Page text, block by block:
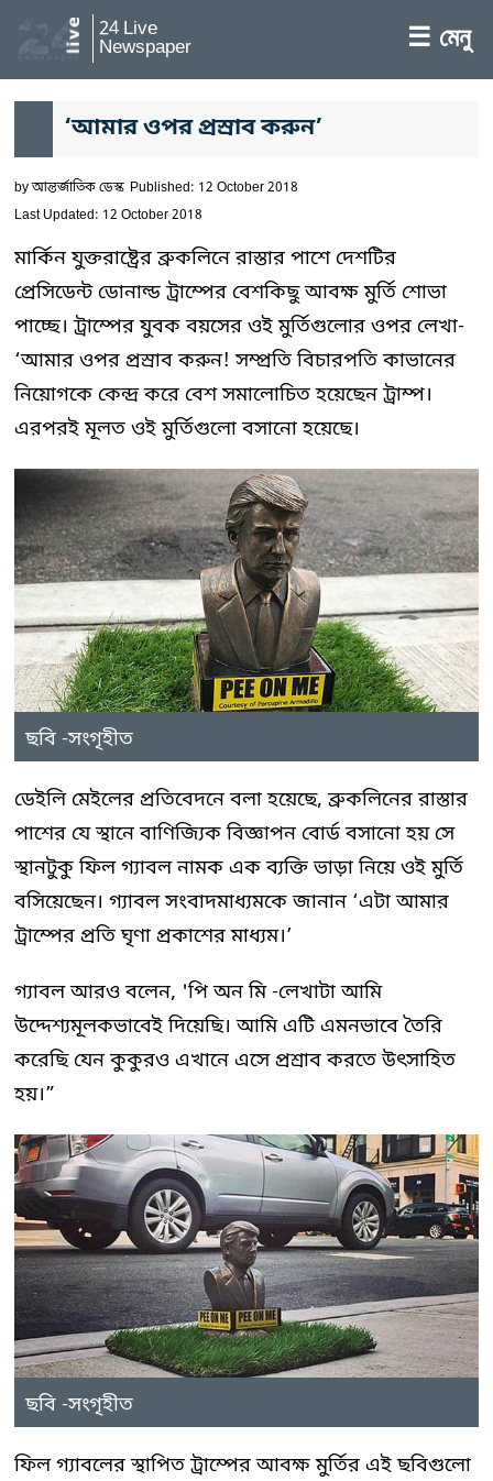
24 Live
Newspaper ☰ মেনু
‘আমার ওপর প্রস্রাব করুন’
byআন্তর্জাতিক ডেস্ক Published: 12 October 2018
Last Updated: 12 October 2018
মার্কিন যুক্তরাষ্ট্রের ব্রুকলিনে রাস্তার পাশে দেশটির
প্রেসিডেন্ট ডোনাল্ড ট্রাম্পের বেশকিছু আবক্ষ মুর্তি শোভা
পাচ্ছে। ট্রাম্পের যুবক বয়সের ওই মুর্তিগুলোর ওপর লেখা-
‘আমার ওপর প্রস্রাব করুন! সম্প্রতি বিচারপতি কাভানের
নিয়োগকে কেন্দ্র করে বেশ সমালোচিত হয়েছেন ট্রাম্প।
এরপরই মূলত ওই মুর্তিগুলো বসানো হয়েছে।
ছবি -সংগৃহীত
ডেইলি মেইলের প্রতিবেদনে বলা হয়েছে, ব্রুকলিনের রাস্তার
পাশের যে স্থানে বাণিজ্যিক বিজ্ঞাপন বোর্ড বসানো হয় সে
স্থানটুকু ফিল গ্যাবল নামক এক ব্যক্তি ভাড়া নিয়ে ওই মুর্তি
বসিয়েছেন। গ্যাবল সংবাদমাধ্যমকে জানান ‘এটা আমার
ট্রাম্পের প্রতি ঘৃণা প্রকাশের মাধ্যম।’
গ্যাবল আরও বলেন, 'পি অন মি -লেখাটা আমি
উদ্দেশ্যমূলকভাবেই দিয়েছি। আমি এটি এমনভাবে তৈরি
করেছি যেন কুকুরও এখানে এসে প্রশ্রাব করতে উৎসাহিত
হয়।”
ছবি -সংগৃহীত
ফিল গ্যাবলের স্থাপিত ট্রাম্পের আবক্ষ মুর্তির এই ছবিগুলো